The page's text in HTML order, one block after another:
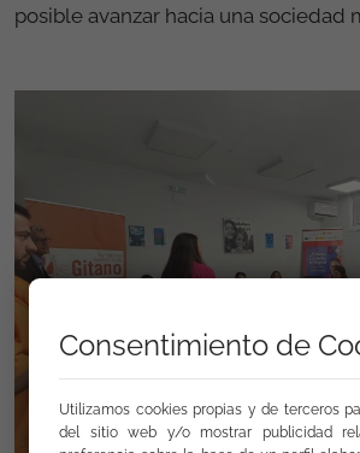
posible avanzar hacia una sociedad
Consentimiento de
Utilizamos cookies propias y de terceros
del sitio web y/o mostrar publicidad